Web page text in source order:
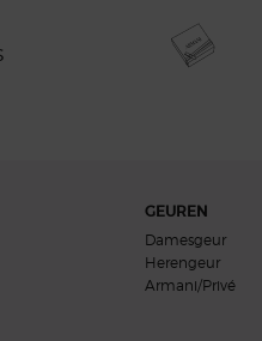
GEUREN
Damesgeur
Herengeur
Armani/Privé